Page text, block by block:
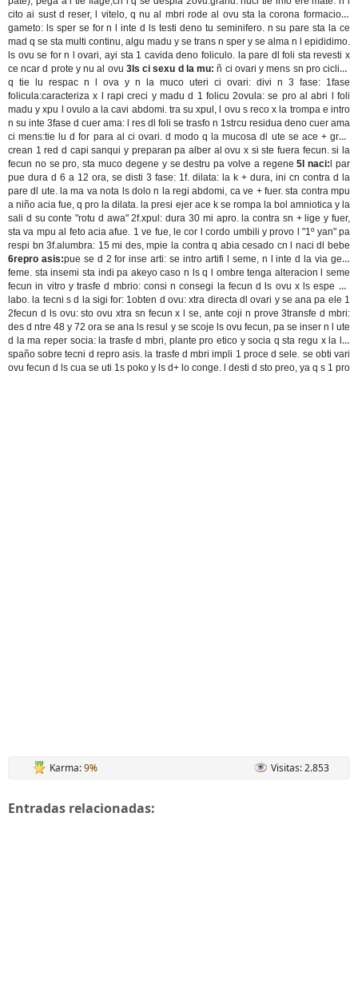
cito ai sust d reser, l vitelo, q nu al mbri rode al ovu sta la corona formacio d
gameto: ls sper se for n l inte d ls testi deno tu seminifero. n su pare sta la ce
mad q se sta multi continu, algu madu y se trans n sper y se alma n l epididimo.
ls ovu se for n l ovari, ayi sta 1 cavida deno foliculo. la pare dl foli sta revesti x
ce ncar d prote y nu al ovu 3ls ci sexu d la mu: ñ ci ovari y mens sn pro ciclico
q tie lu respac n l ova y n la muco uteri ci ovari: divi n 3 fase: 1fase
folicula:caracteriza x l rapi creci y madu d 1 folicu 2ovula: se pro al abri l foli
madu y xpu l ovulo a la cavi abdomi. tra su xpul, l ovu s reco x la trompa e intro
n su inte 3fase d cuer ama: l res dl foli se trasfo n 1strcu residua deno cuer ama
ci mens:tie lu d for para al ci ovari. d modo q la mucosa dl ute se ace + grue
crean 1 red d capi sanqui y preparan pa alber al ovu x si ste fuera fecun. si la
fecun no se pro, sta muco degene y se destru pa volve a regene5 l naci: l par
pue dura d 6 a 12 ora, se disti 3 fase: 1f. dilata: la k + dura, ini cn contra d la
pare dl ute. la ma va nota ls dolo n la regi abdomi, ca ve + fuer. sta contra mpu
a niño acia fue, q pro la dilata. la presi ejer ace k se rompa la bol amniotica y la
sali d su conte "rotu d awa" 2f.xpul: dura 30 mi apro. la contra sn + lige y fuer,
sta va mpu al feto acia afue. 1 ve fue, le cor l cordo umbili y provo l "1º yan" pa
respi bn 3f.alumbra: 15 mi des, mpie la contra q abia cesado cn l naci dl bebe
6repro asis:pue se d 2 forinse arti: se intro artifi l seme, n l inte d la via geni
feme. sta insemi sta indi pa akeyo caso n ls q l ombre tenga alteracion l seme
fecun in vitro y trasfe d mbrio:consi n consegi la fecun d ls ovu x ls espe n l
labo. la tecni s d la sigi for: 1obten d ovu: xtra directa dl ovari y se ana pa ele 1
2fecun d ls ovu: sto ovu xtra sn fecun x l se, ante coji n prove 3transfe d mbri:
des d ntre 48 y 72 ora se ana ls resul y se scoje ls ovu fecun, pa se inser n l ute
d la ma reper socia:la trasfe d mbri, plante pro etico y socia q sta regu x la lei
spaño sobre tecni d repro asis. la trasfe d mbri impli 1 proce d sele. se obti vari
ovu fecun d ls cua se uti 1s poko y ls d+ lo conge. l desti d sto preo, ya q s 1 pro
Karma:9% Visitas: 2.853
Entradas relacionadas: